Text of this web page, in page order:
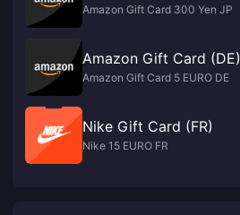
Amazon Gift Card 300 Yen JP
Amazon Gift Card (DE)
Amazon Gift Card 5 EURO DE
Nike Gift Card (FR)
Nike 15 EURO FR